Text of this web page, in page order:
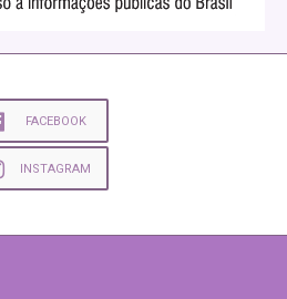
FACEBOOK
INSTAGRAM